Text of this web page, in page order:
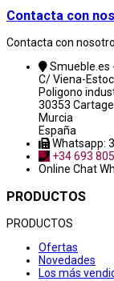
Contacta con
Contacta con
Smueble.es
C/ Viena-
Poligono
30353
Murcia
España
Whatsapp:
+34 693
Online Chat
PRODUCTOS
PRODUCTOS
Ofertas
Novedades
Los más